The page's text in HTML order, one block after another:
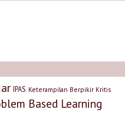
IPAS Keterampilan Berpikir Kritis
Based Learning